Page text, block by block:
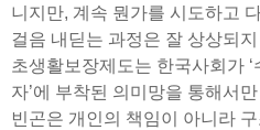
니지만, 계속 뭔가를 시도하고
걸음 내딛는 과정은 잘 상상되
초생활보장제도는 한국사회가 ‘
자’에 부착된 의미망을 통해서
빈곤은 개인의 책임이 아니라